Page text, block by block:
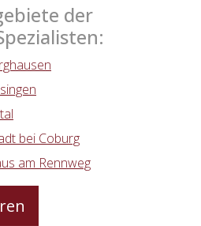
der
bei Coburg
am Rennweg